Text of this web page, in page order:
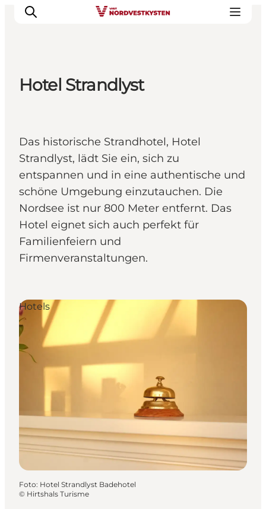
Events
Unterkunft
Mach deine Urlaubsplanung
Hotel Strandlyst
Das historische Strandhotel, Hotel
Strandlyst, lädt Sie ein, sich zu
entspannen und in eine authentische und
schöne Umgebung einzutauchen. Die
Nordsee ist nur 800 Meter entfernt. Das
Hotel eignet sich auch perfekt für
Familienfeiern und
Firmenveranstaltungen.
Hotels
Foto: Hotel Strandlyst Badehotel
© Hirtshals Turisme